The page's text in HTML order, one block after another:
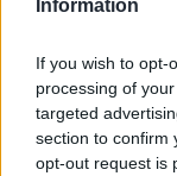
Information
If you wish to opt-
processing of
targeted
section to confirm
opt-out request is
sono molto
mira a
qualità per
dall’altra del